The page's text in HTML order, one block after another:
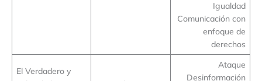
Igualdad
Comunicación con
enfoque de
derechos
El Verdadero y
Ataque
Desinformación